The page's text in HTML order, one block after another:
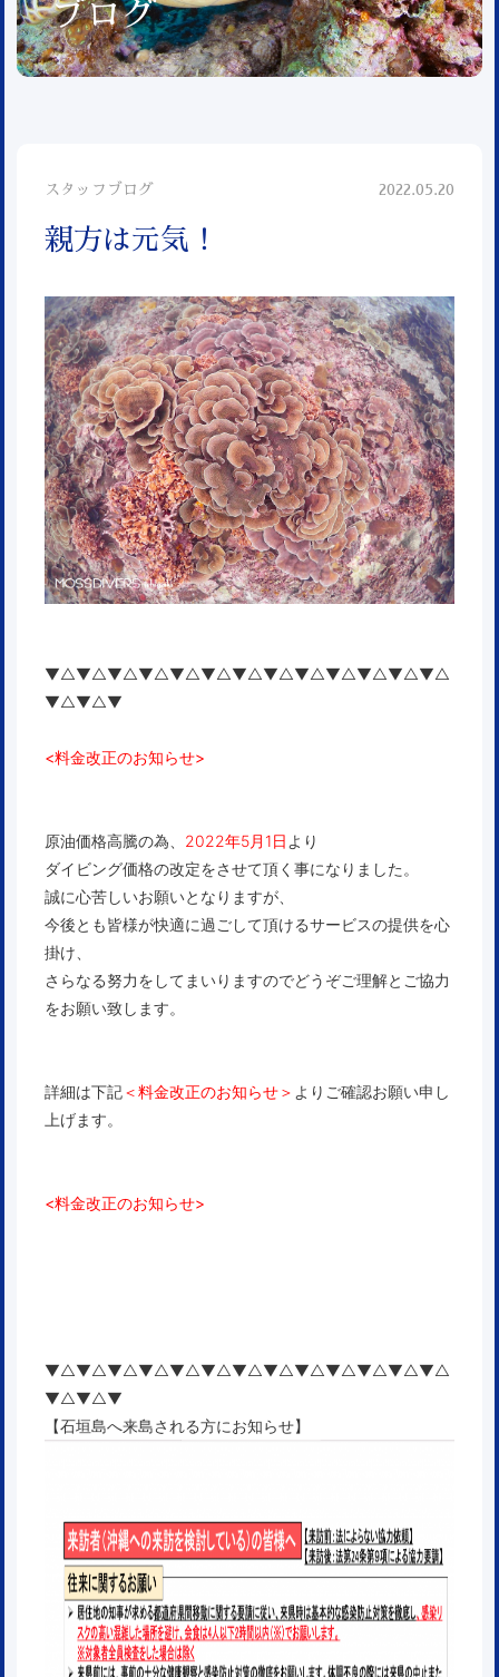
ブログ
スタッフブログ 2022.05.20
親方は元気！
▼△▼△▼△▼△▼△▼△▼△▼△▼△▼△▼△▼△▼△
▼△▼△▼
<料金改正のお知らせ>
原油価格高騰の為、 2022年5月1日 より
ダイビング価格の改定をさせて頂く事になりました。
誠に心苦しいお願いとなりますが、
今後とも皆様が快適に過ごして頂けるサービスの提供を心
掛け、
さらなる努力をしてまいりますのでどうぞご理解とご協力
をお願い致します。
詳細は下記＜料金改正のお知らせ＞ よりご確認お願い申し
上げます。
<料金改正のお知らせ>
▼△▼△▼△▼△▼△▼△▼△▼△▼△▼△▼△▼△▼△
▼△▼△▼
【石垣島へ来島される方にお知らせ】